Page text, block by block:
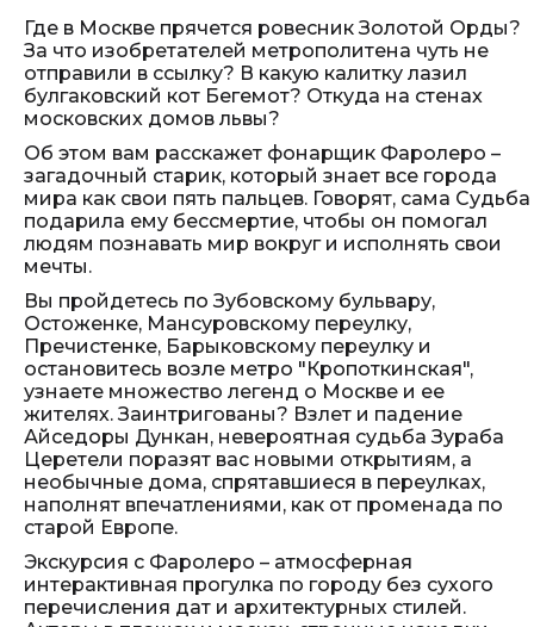
Где в Москве прячется ровесник Золотой Орды?
За что изобретателей метрополитена чуть не
отправили в ссылку? В какую калитку лазил
булгаковский кот Бегемот? Откуда на стенах
московских домов львы?
Об этом вам расскажет фонарщик Фаролеро –
загадочный старик, который знает все города
мира как свои пять пальцев. Говорят, сама Судьба
подарила ему бессмертие, чтобы он помогал
людям познавать мир вокруг и исполнять свои
мечты.
Вы пройдетесь по Зубовскому бульвару,
Остоженке, Мансуровскому переулку,
Пречистенке, Барыковскому переулку и
остановитесь возле метро "Кропоткинская",
узнаете множество легенд о Москве и ее
жителях. Заинтригованы? Взлет и падение
Айседоры Дункан, невероятная судьба Зураба
Церетели поразят вас новыми открытиям, а
необычные дома, спрятавшиеся в переулках,
наполнят впечатлениями, как от променада по
старой Европе.
Экскурсия с Фаролеро – атмосферная
интерактивная прогулка по городу без сухого
перечисления дат и архитектурных стилей.